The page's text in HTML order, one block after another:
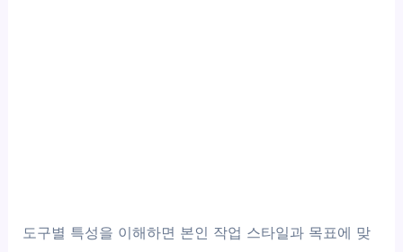
도구별 특성을 이해하면 본인 작업 스타일과 목표에 맞